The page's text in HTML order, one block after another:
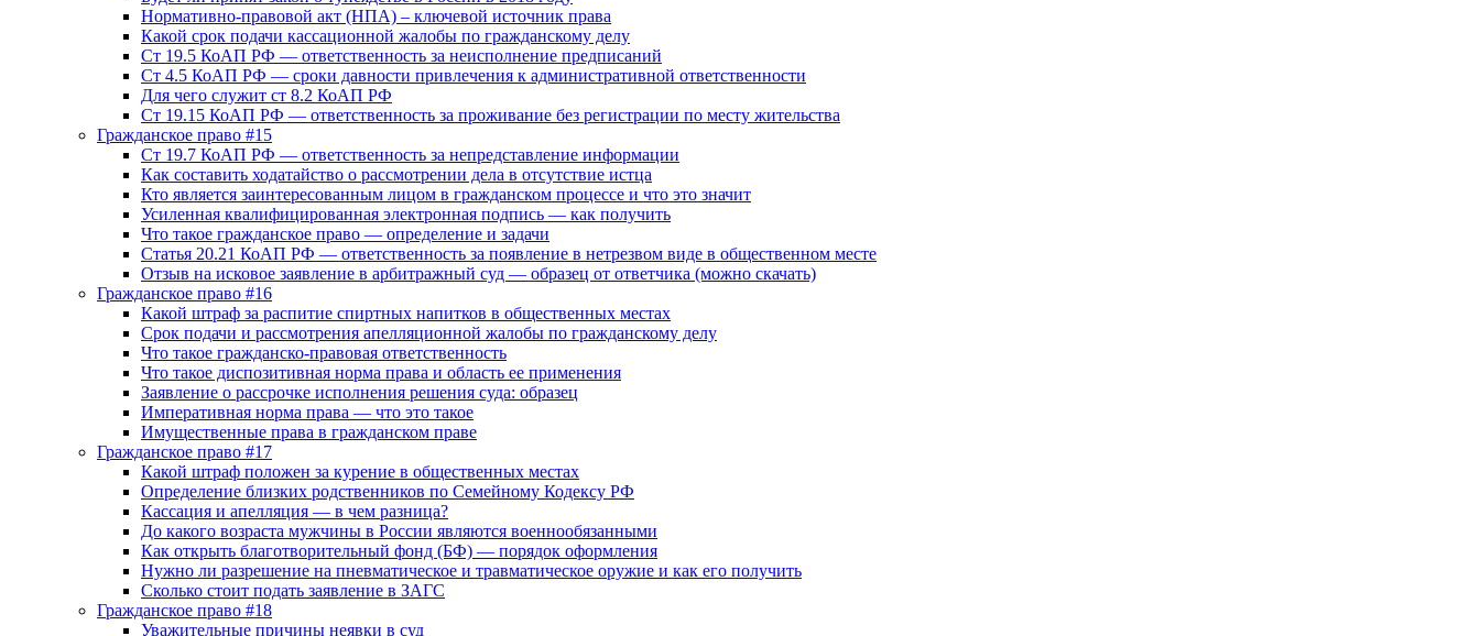
Нормативно-правовой акт (НПА) – ключевой источник права
Какой срок подачи кассационной жалобы по гражданскому делу
Ст 19.5 КоАП РФ — ответственность за неисполнение предписаний
Ст 4.5 КоАП РФ — сроки давности привлечения к административной ответственности
Для чего служит ст 8.2 КоАП РФ
Ст 19.15 КоАП РФ — ответственность за проживание без регистрации по месту жительства
Гражданское право #15
Ст 19.7 КоАП РФ — ответственность за непредставление информации
Как составить ходатайство о рассмотрении дела в отсутствие истца
Кто является заинтересованным лицом в гражданском процессе и что это значит
Усиленная квалифицированная электронная подпись — как получить
Что такое гражданское право — определение и задачи
Статья 20.21 КоАП РФ — ответственность за появление в нетрезвом виде в общественном месте
Отзыв на исковое заявление в арбитражный суд — образец от ответчика (можно скачать)
Гражданское право #16
Какой штраф за распитие спиртных напитков в общественных местах
Срок подачи и рассмотрения апелляционной жалобы по гражданскому делу
Что такое гражданско-правовая ответственность
Что такое диспозитивная норма права и область ее применения
Заявление о рассрочке исполнения решения суда: образец
Императивная норма права — что это такое
Имущественные права в гражданском праве
Гражданское право #17
Какой штраф положен за курение в общественных местах
Определение близких родственников по Семейному Кодексу РФ
Кассация и апелляция — в чем разница?
До какого возраста мужчины в России являются военнообязанными
Как открыть благотворительный фонд (БФ) — порядок оформления
Нужно ли разрешение на пневматическое и травматическое оружие и как его получить
Сколько стоит подать заявление в ЗАГС
Гражданское право #18
Уважительные причины неявки в суд